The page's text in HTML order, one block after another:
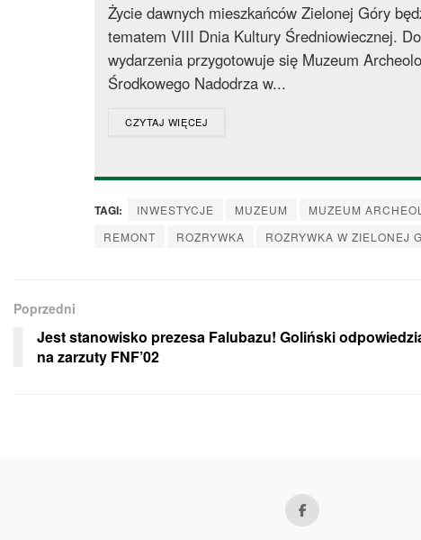
Życie dawnych mieszkańców Zielonej Góry
tematem VIII Dnia Kultury Średniowiecznej. Do
wydarzenia przygotowuje się Muzeum
Środkowego Nadodrza w...
CZYTAJ WIĘCEJ
TAGI: INWESTYCJE MUZEUM MUZEUM
REMONT
ROZRYWKA ROZRYWKA W ZIELONEJ
Poprzedni
Jest stanowisko prezesa Falubazu! Goliński
na zarzuty FNF’02